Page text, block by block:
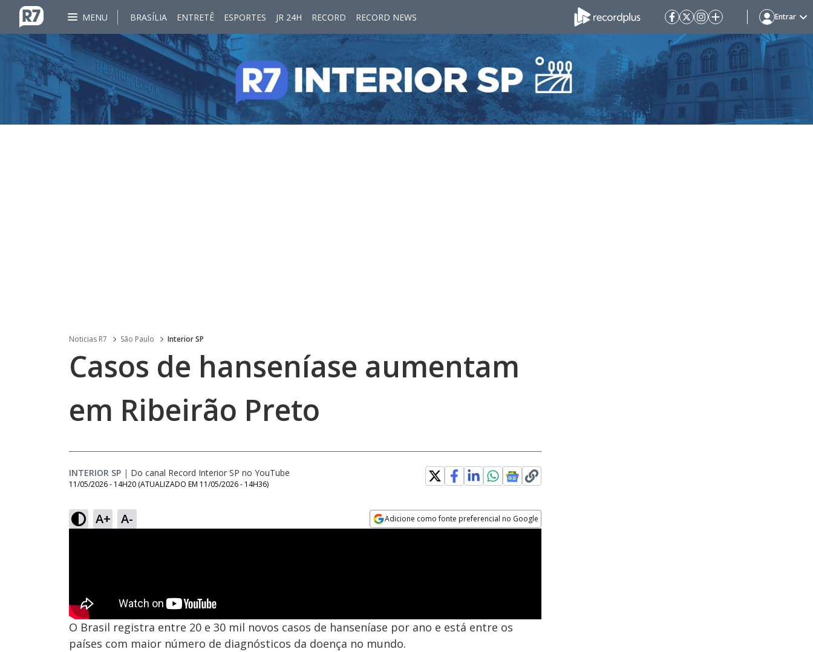
MENU BRASÍLIA ENTRETÊ ESPORTES JR 24H RECORD RECORD NEWS Entrar
Noticias R7 São Paulo Interior SP
Casos de hanseníase aumentam
em Ribeirão Preto
INTERIOR SP | Do canal Record Interior SP no YouTube
11/05/2026 - 14H20 (ATUALIZADO EM 11/05/2026 - 14H36)
A+ A- Adicione como fonte preferencial no Google
O Brasil registra entre 20 e 30 mil novos casos de hanseníase por ano e está entre os
países com maior número de diagnósticos da doença no mundo.